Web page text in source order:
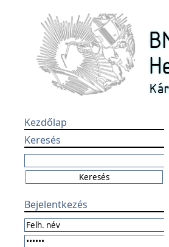
Kezdőlap
Keresés
Bejelentkezés